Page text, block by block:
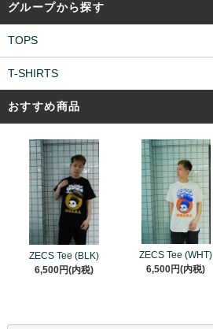
グループから探す
TOPS
T-SHIRTS
おすすめ商品
ZECS Tee (BLK)
6,500円(内税)
ZECS Tee (WHT)
6,500円(内税)